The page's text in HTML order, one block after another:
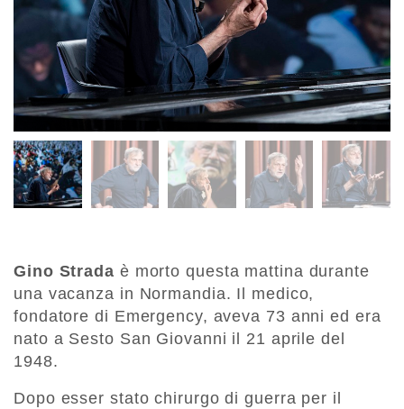
Gino Strada è morto questa mattina durante
una vacanza in Normandia. Il medico,
fondatore di Emergency, aveva 73 anni ed era
nato a Sesto San Giovanni il 21 aprile del
1948.
Dopo esser stato chirurgo di guerra per il